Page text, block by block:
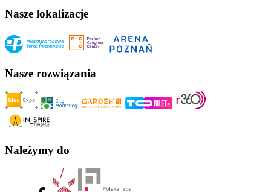
Nasze lokalizacje
Nasze rozwiązania
Należymy do